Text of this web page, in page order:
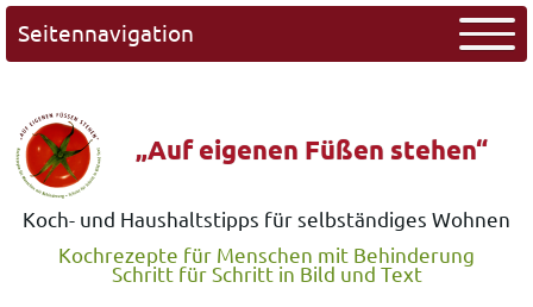
Seitennavigation
„Auf eigenen Füßen stehen“
Koch- und Haushaltstipps für selbständiges Wohnen
Kochrezepte für Menschen mit Behinderung
Schritt für Schritt in Bild und Text